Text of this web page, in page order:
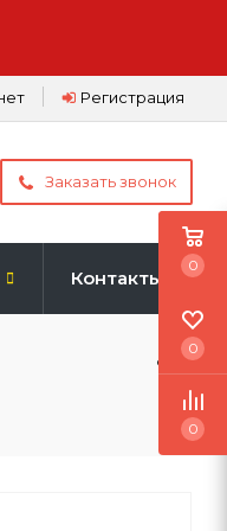
Регистрация
Заказать звонок
Контакты
0
0
0